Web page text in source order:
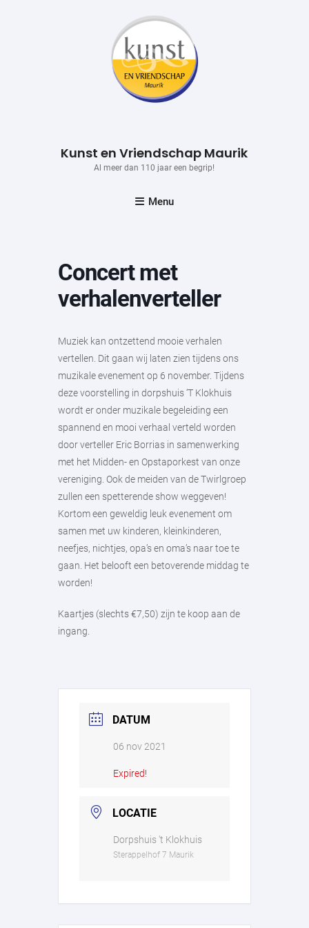
Kunst en Vriendschap Maurik
Al meer dan 110 jaar een begrip!
Menu
Concert met
verhalenverteller
Muziek kan ontzettend mooie verhalen
vertellen. Dit gaan wij laten zien tijdens ons
muzikale evenement op 6 november. Tijdens
deze voorstelling in dorpshuis ‘T Klokhuis
wordt er onder muzikale begeleiding een
spannend en mooi verhaal verteld worden
door verteller Eric Borrias in samenwerking
met het Midden- en Opstaporkest van onze
vereniging. Ook de meiden van de Twirlgroep
zullen een spetterende show weggeven!
Kortom een geweldig leuk evenement om
samen met uw kinderen, kleinkinderen,
neefjes, nichtjes, opa’s en oma’s naar toe te
gaan. Het belooft een betoverende middag te
worden!
Kaartjes (slechts €7,50) zijn te koop aan de
ingang.
DATUM
06 nov 2021
Expired!
LOCATIE
Dorpshuis 't Klokhuis
Sterappelhof 7 Maurik